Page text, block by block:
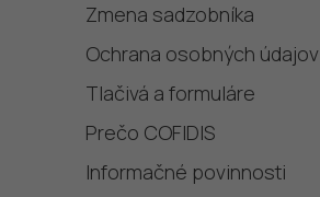
Zmena sadzobníka
Ochrana osobných údajov
Tlačivá a formuláre
Prečo COFIDIS
Informačné povinnosti